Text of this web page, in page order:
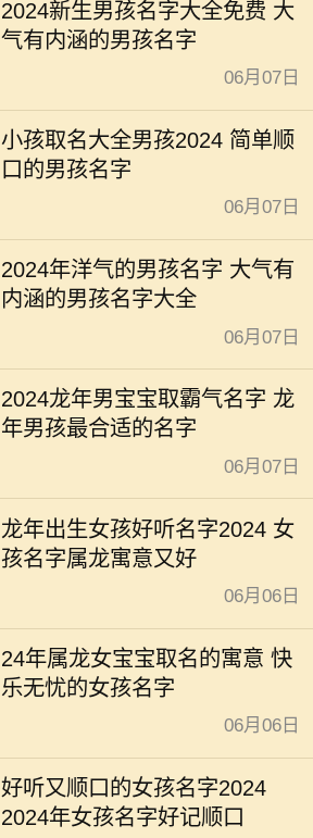
2024新生男孩名字大全免费 大
气有内涵的男孩名字
06月07日
小孩取名大全男孩2024 简单顺
口的男孩名字
06月07日
2024年洋气的男孩名字 大气有
内涵的男孩名字大全
06月07日
2024龙年男宝宝取霸气名字 龙
年男孩最合适的名字
06月07日
龙年出生女孩好听名字2024 女
孩名字属龙寓意又好
06月06日
24年属龙女宝宝取名的寓意 快
乐无忧的女孩名字
06月06日
好听又顺口的女孩名字2024
2024年女孩名字好记顺口